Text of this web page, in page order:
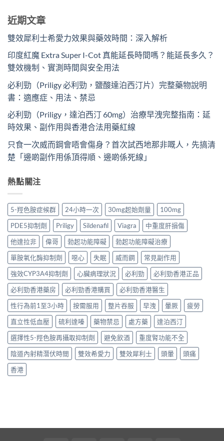
近期文章
雙效犀利士希愛力效果與藥效時間：深入解析
印度紅魔 Extra Super I-Cot 真能延長時間嗎？能延長多久？
雙效機制、實測時間與安全用法
必利勁（Priligy 必利勁，鹽酸達泊西汀片）完整藥物說明
書：適應症、用法、禁忌
必利勁（Priligy，達泊西汀 60mg）治療早洩完整指南：延
時效果、副作用與香港合法用藥紅線
只食一次威而鋼會唔會傷身？首次試西地那非嘅人，先搞清
楚「邊啲副作用係頂得順、邊啲係死線」
熱點關注
5-羥色胺症候群 24小時一次 30mg起始劑量
100mg
PDE5抑制劑
Priligy Sildenafil Viagra
中重度肝損傷
他達拉非
偉哥 勃起功能障礙
勃起功能障礙治療
單胺氧化酶抑制劑
噁心 失眠 威而鋼
常見副作用
強效CYP3A4抑制劑
心臟病理狀況 必利勁
必利勁香港正品
必利勁香港藥房
必利勁香港購買
必利勁香港醫生
性行為前1至3小時
按需服用 整片吞服 早洩 暈厥
疲勞
直立性低血壓
硫利達嗪 藥物禁忌 處方藥
達泊西汀
選擇性5-羥色胺再攝取抑制劑
避免飲酒
重度腎功能不全
陰道內射精潛伏時間
雙效希愛力 雙效犀利士 頭暈
頭痛
香港